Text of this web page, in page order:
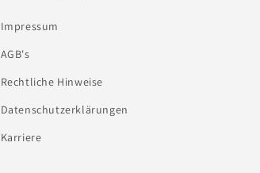
Impressum
AGB's
Rechtliche Hinweise
Datenschutzerklärungen
Karriere